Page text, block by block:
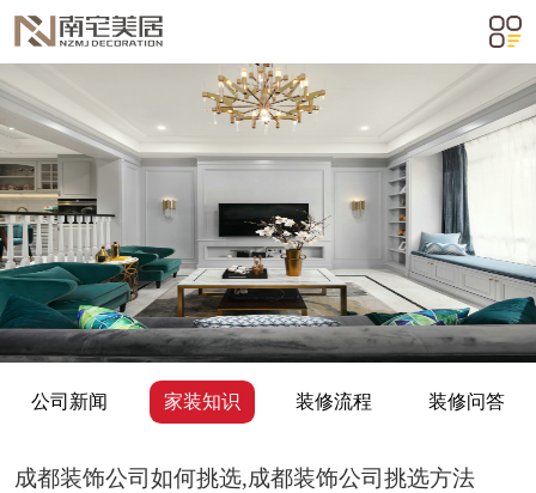
公司新闻 家装知识 装修流程 装修问答
成都装饰公司如何挑选,成都装饰公司挑选方法